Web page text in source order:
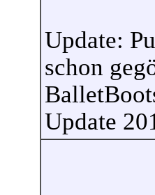
Update:
schon
Update